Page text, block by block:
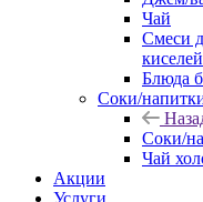
Чай
Смеси
киселей
Блюда
Соки/
Соки/
Чай
Акции
Услуги